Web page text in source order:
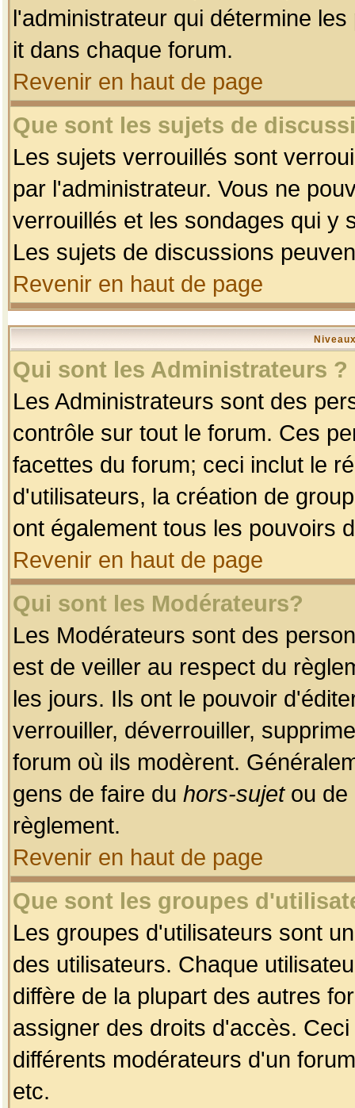
l'administrateur qui détermine
it dans chaque forum.
Revenir en haut de page
Que sont les sujets de
Les sujets verrouillés sont
par l'administrateur. Vous ne
verrouillés et les sondages qui y
Les sujets de discussions
Revenir en haut de page
Qui sont les Administrateurs ?
Les Administrateurs sont des
contrôle sur tout le forum. Ces
facettes du forum; ceci inclut le
d'utilisateurs, la création de
ont également tous les pouvoirs
Revenir en haut de page
Qui sont les Modérateurs?
Les Modérateurs sont des
est de veiller au respect du
les jours. Ils ont le pouvoir
verrouiller, déverrouiller,
forum où ils modèrent.
gens de faire du hors-sujetou de
règlement.
Revenir en haut de page
Que sont les groupes
Les groupes d'utilisateurs sont
des utilisateurs. Chaque
diffère de la plupart des autres
assigner des droits d'accès.
différents modérateurs d'un
etc.